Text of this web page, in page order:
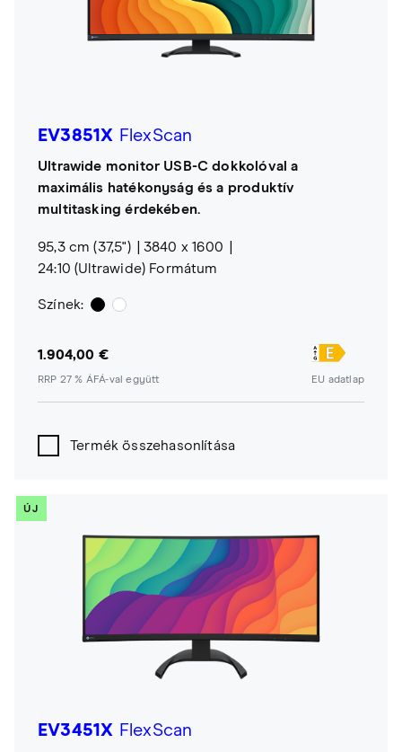
EV3851X FlexScan
Ultrawide monitor USB-C dokkolóval a
maximális hatékonyság és a produktív
multitasking érdekében.
95,3 cm (37,5")
3840 x 1600
24:10 (Ultrawide) Formátum
Színek:
1.904,00 €
RRP 27 % ÁFÁ-val együtt EU adatlap
Termék összehasonlítása
ÚJ
EV3451X FlexScan